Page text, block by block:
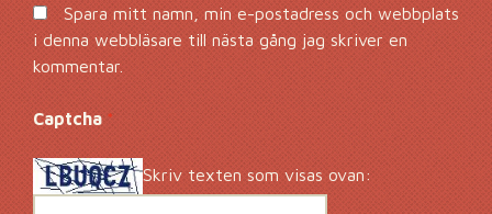
Spara mitt namn, min e-postadress och webbplats
i denna webbläsare till nästa gång jag skriver en
kommentar.
Captcha*
Skriv texten som visas ovan: